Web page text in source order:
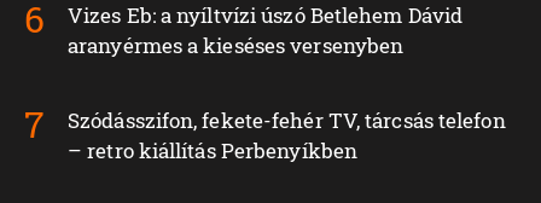
Vizes Eb: a nyíltvízi úszó Betlehem Dávid
aranyérmes a kieséses versenyben
Szódásszifon, fekete-fehér TV, tárcsás telefon
– retro kiállítás Perbenyíkben